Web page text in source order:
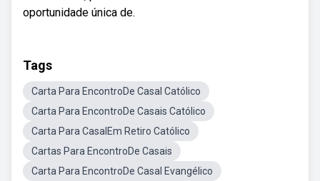
oportunidade única de.
Tags
Carta Para EncontroDe Casal Católico
Carta Para EncontroDe Casais Católico
Carta Para CasalEm Retiro Católico
Cartas Para EncontroDe Casais
Carta Para EncontroDe Casal Evangélico